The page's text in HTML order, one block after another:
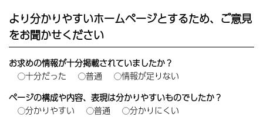
より分かりやすいホームページとするため、ご意見
をお聞かせください
お求めの情報が十分掲載されていましたか？
十分だった
普通
情報が足りない
ページの構成や内容、表現は分かりやすいものでしたか？
分かりやすい
普通
分かりにくい